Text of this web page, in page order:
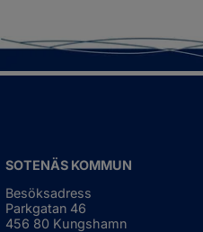
SOTENÄS KOMMUN
Besöksadress
Parkgatan 46
456 80 Kungshamn